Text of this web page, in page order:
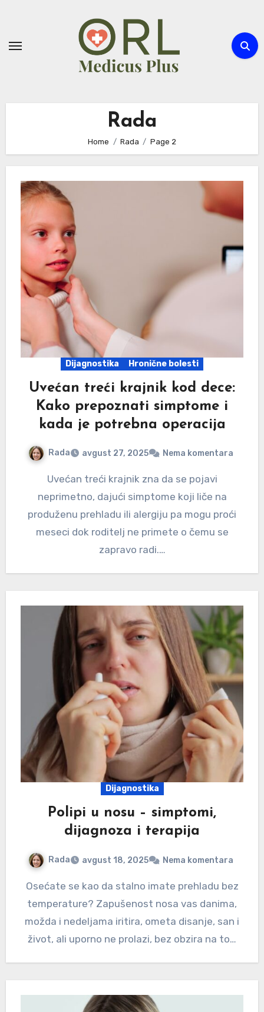
content
Rada
Home Rada Page 2
Dijagnostika Hronične bolesti
Uvećan treći krajnik kod dece:
Kako prepoznati simptome i
kada je potrebna operacija
Rada avgust 27, 2025 Nema komentara
Uvećan treći krajnik zna da se pojavi
neprimetno, dajući simptome koji liče na
produženu prehladu ili alergiju pa mogu proći
meseci dok roditelj ne primete o čemu se
zapravo radi.…
Dijagnostika
Polipi u nosu – simptomi,
dijagnoza i terapija
Rada avgust 18, 2025 Nema komentara
Osećate se kao da stalno imate prehladu bez
temperature? Zapušenost nosa vas danima,
možda i nedeljama iritira, ometa disanje, san i
život, ali uporno ne prolazi, bez obzira na to…